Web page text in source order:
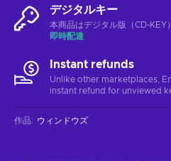
デジタルキー
本商品はデジタル版（CD-KEY
即時配達
Instant refunds
Unlike other marketplaces,
instant refund for unviewed
作品: ウィンドウズ